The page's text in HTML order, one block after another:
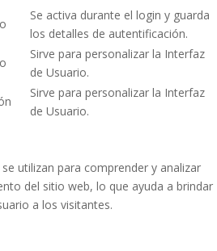
Se activa durante el login y guarda
los detalles de autentificación.
Sirve para personalizar la Interfaz
de Usuario.
Sirve para personalizar la Interfaz
de Usuario.
utilizan para comprender y analizar
del sitio web, lo que ayuda a brindar
a los visitantes.